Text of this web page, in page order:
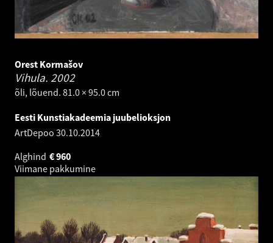
Orest Kormašov
Vihula. 2002
õli, lõuend. 81.0 × 95.0 cm
Eesti Kunstiakadeemia juubelioksjon
ArtDepoo 30.10.2014
Alghind
960
€
Viimane pakkumine